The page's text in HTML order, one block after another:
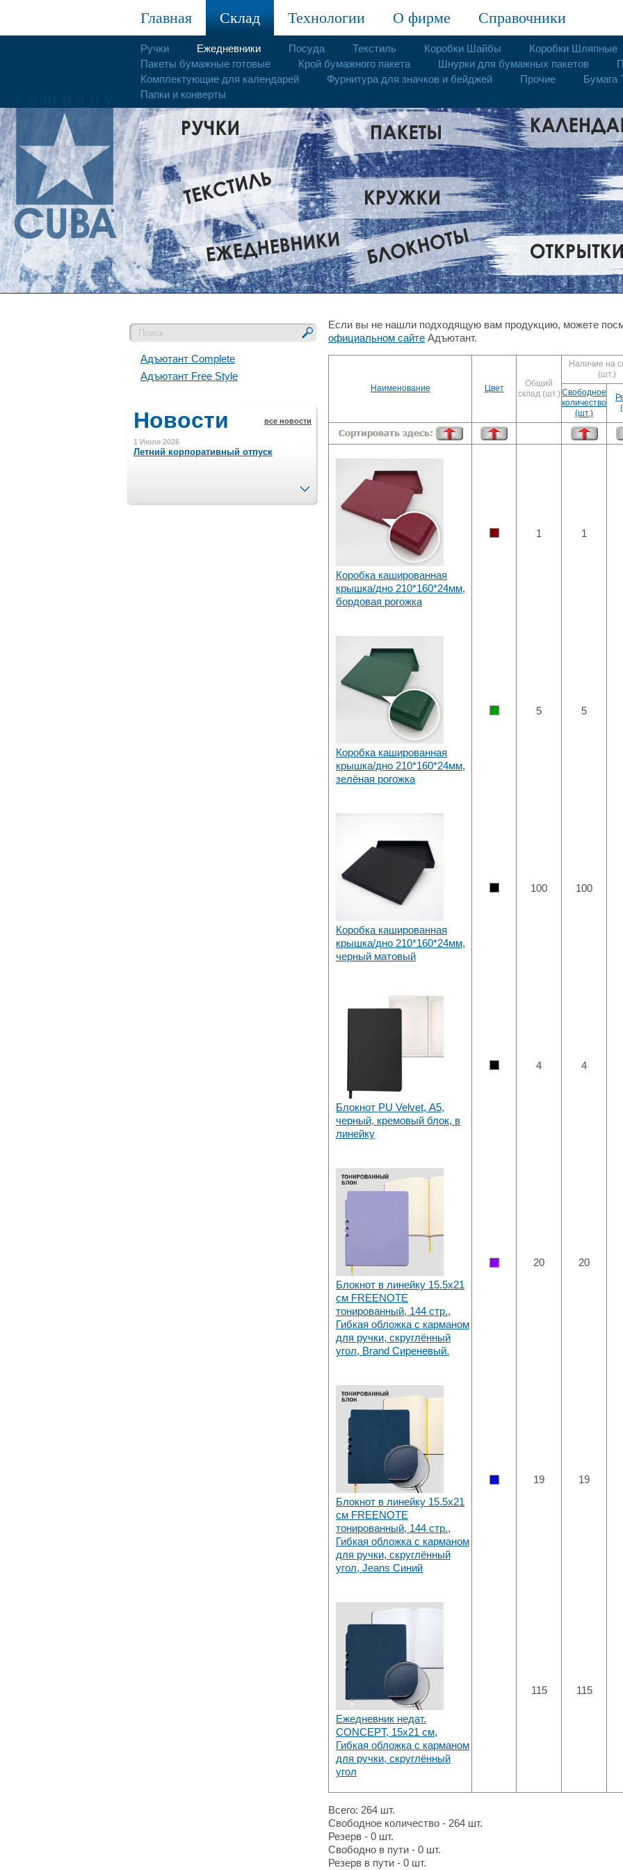
Главная Склад Технологии О фирме Справочники
Ручки Ежедневники Посуда Текстиль Коробки Шайбы
Коробки Шляпные
Пакеты бумажные готовые
Крой бумажного пакета Шнурки для бумажных пакетов
Комплектующие для календарей
Фурнитура для значков и бейджей Прочие
Бумага
Папки и конверты
Адъютант Complete
Адъютант Free Style
Новости все новости
1 Июля 2026
Летний корпоративный отпуск
Минимальная сумма заказа 5000 р.
Если вы не нашли подходящую вам продукцию, можете
официальном сайте Адъютант.
Наименование Цвет
Общий
склад (шт.)
Наличие на
(шт.)
Свободное
количество
(шт.)
Коробка кашированная
крышка/дно 210*160*24мм,
бордовая рогожка
1 1
Коробка кашированная
крышка/дно 210*160*24мм,
зелёная рогожка
5 5
Коробка кашированная
крышка/дно 210*160*24мм,
черный матовый
100 100
Блокнот PU Velvet, А5,
черный, кремовый блок, в
линейку
4 4
Блокнот в линейку 15.5х21
см FREENOTE
тонированный, 144 стр.,
Гибкая обложка с карманом
для ручки, скруглённый
угол, Brand Сиреневый.
20 20
Блокнот в линейку 15.5х21
см FREENOTE
тонированный, 144 стр.,
Гибкая обложка с карманом
для ручки, скруглённый
угол, Jeans Синий
19 19
Ежедневник недат.
CONCEPT, 15x21 см,
Гибкая обложка с карманом
для ручки, скруглённый
угол
115 115
Всего: 264 шт.
Свободное количество - 264 шт.
Резерв - 0 шт.
Свободно в пути - 0 шт.
Резерв в пути - 0 шт.